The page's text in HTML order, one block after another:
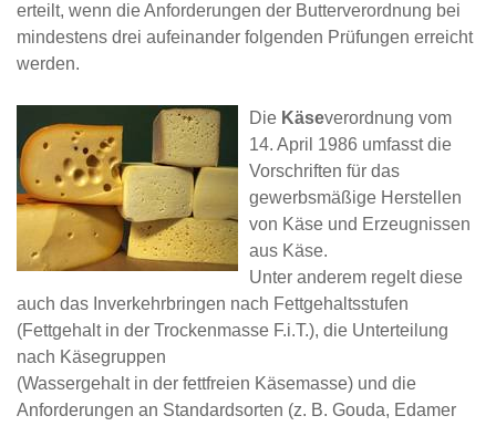
erteilt, wenn die Anforderungen der Butterverordnung bei
mindestens drei aufeinander folgenden Prüfungen erreicht
werden.
Die Käseverordnung vom
14. April 1986 umfasst die
Vorschriften für das
gewerbsmäßige Herstellen
von Käse und Erzeugnissen
aus Käse.
Unter anderem regelt diese
auch das Inverkehrbringen nach Fettgehaltsstufen
(Fettgehalt in der Trockenmasse F.i.T.), die Unterteilung
nach Käsegruppen
(Wassergehalt in der fettfreien Käsemasse) und die
Anforderungen an Standardsorten (z. B. Gouda, Edamer